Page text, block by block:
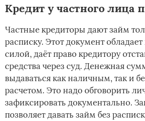
Кредит у частного лица
Частные кредиторы дают займ
расписку. Этот документ
силой, даёт право кредитору
средства через суд. Денежная
выдаваться как наличным, так и
расчетом. Это надо обговорить
зафиксировать документально.
позволяет давать займ без